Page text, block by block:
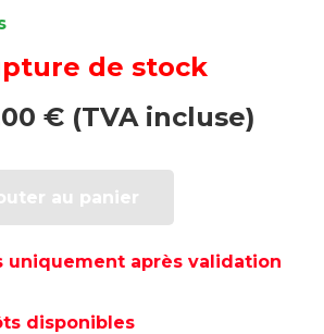
de stock
€ (TVA incluse)
au panier
uniquement après validation
disponibles